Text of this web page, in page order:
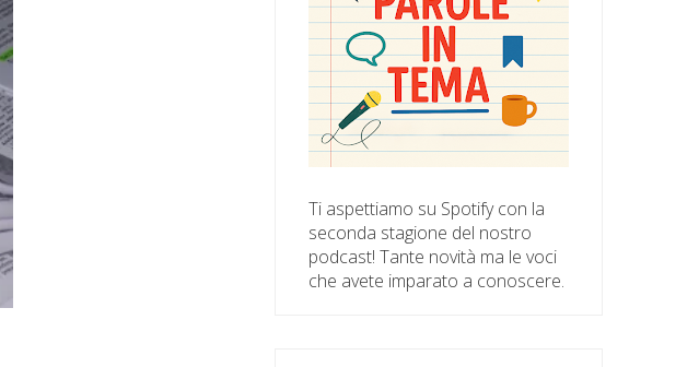
Ti aspettiamo su Spotify con la
seconda stagione del nostro
podcast! Tante novità ma le voci
che avete imparato a conoscere.